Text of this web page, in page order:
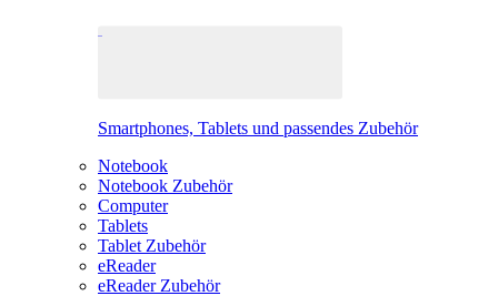
Smartphones, Tablets und passendes Zubehör
Notebook
Notebook Zubehör
Computer
Tablets
Tablet Zubehör
eReader
eReader Zubehör